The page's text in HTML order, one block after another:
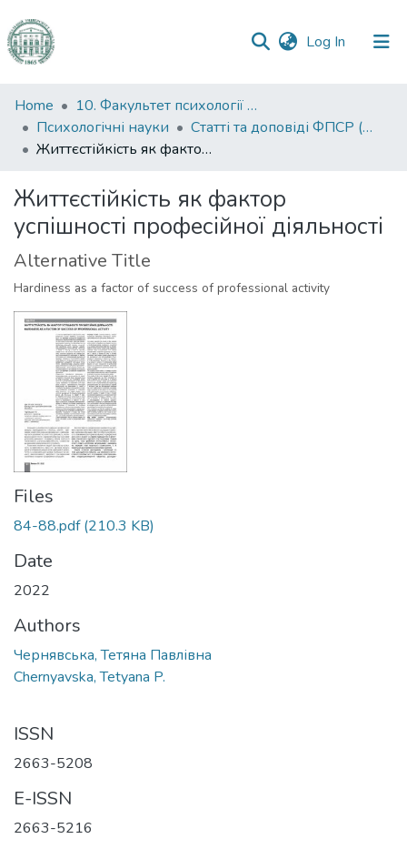
Log In (current)
Communities
&
Collections
Statistics
Home
10. Факультет психології та соціальної роботи
Психологічні науки
Статті та доповіді ФПСР (Психологічні науки)
Життєстійкість як фактор успішності професійної діяльності
Життєстійкість як фактор
успішності професійної діяльності
Alternative Title
Hardiness as a factor of success of professional activity
Files
84-88.pdf(210.3 KB)
Date
2022
Authors
Чернявська, Тетяна Павлівна
Chernyavska, Tetyana P.
ISSN
2663-5208
E-ISSN
2663-5216